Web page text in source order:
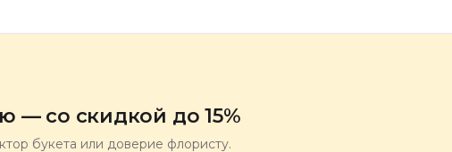
— со скидкой до 15%
букета или доверие флористу.